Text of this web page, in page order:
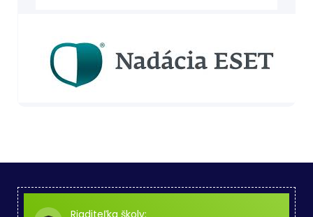
Riaditeľka školy: